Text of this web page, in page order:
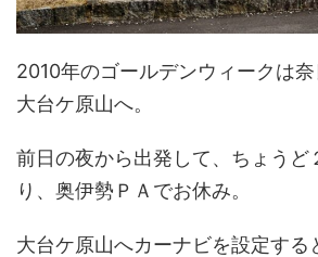
2010年のゴールデンウィークは奈
大台ケ原山へ。
前日の夜から出発して、ちょうど
り、奥伊勢ＰＡでお休み。
大台ケ原山へカーナビを設定する